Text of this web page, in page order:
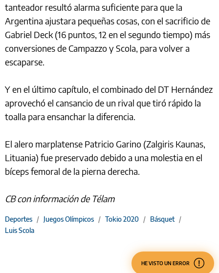
tanteador resultó alarma suficiente para que la
Argentina ajustara pequeñas cosas, con el sacrificio de
Gabriel Deck (16 puntos, 12 en el segundo tiempo) más
conversiones de Campazzo y Scola, para volver a
escaparse.
Y en el último capítulo, el combinado del DT Hernández
aprovechó el cansancio de un rival que tiró rápido la
toalla para ensanchar la diferencia.
El alero marplatense Patricio Garino (Zalgiris Kaunas,
Lituania) fue preservado debido a una molestia en el
bíceps femoral de la pierna derecha.
CB con información de Télam
Deportes / Juegos Olímpicos / Tokio 2020 / Básquet /
Luis Scola
HE VISTO UN ERROR